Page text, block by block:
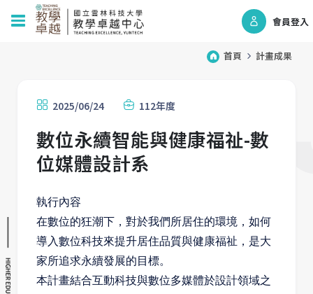
會員登入
首頁 計畫成果
2025/06/24 112年度
數位永續智能與健康福祉-數
位媒體設計系
執行內容
在數位的狂潮下，對於我們所居住的環境，如何
導入數位科技來提升居住品質與健康福祉，是大
家所追求永續發展的目標。
本計畫結合互動科技與數位多媒體於設計領域之